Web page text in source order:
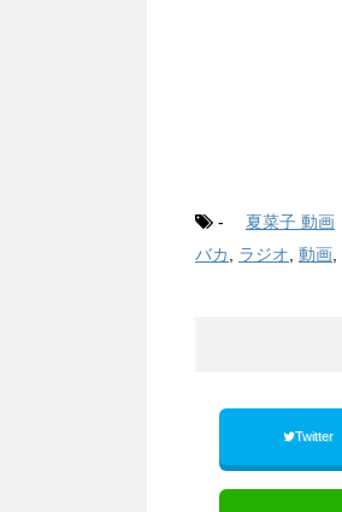
- 夏菜子 動画
バカ
ラジオ 動画
Twitter